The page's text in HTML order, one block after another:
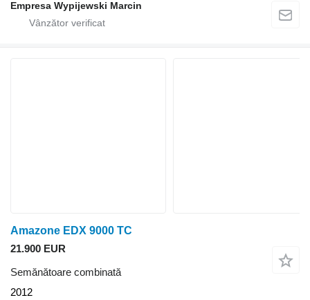
Empresa Wypijewski Marcin
Amazone EDX 9000 TC
21.900 EUR
Semănătoare combinată
2012